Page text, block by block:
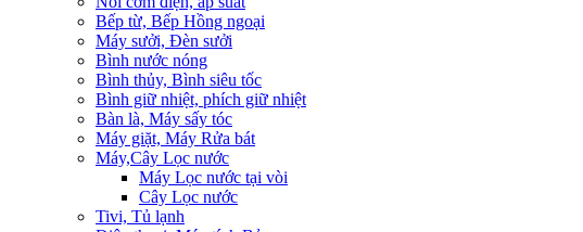
Bếp từ, Bếp Hồng ngoại
Máy sưởi, Đèn sưởi
Bình nước nóng
Bình thủy, Bình siêu tốc
Bình giữ nhiệt, phích giữ nhiệt
Bàn là, Máy sấy tóc
Máy giặt, Máy Rửa bát
Máy,Cây Lọc nước
Máy Lọc nước tại vòi
Cây Lọc nước
Tivi, Tủ lạnh